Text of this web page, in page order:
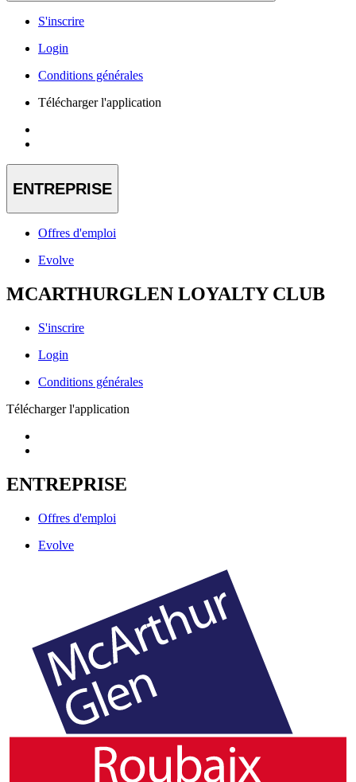
S'inscrire
Login
Conditions générales
Télécharger l'application
ENTREPRISE
Offres d'emploi
Evolve
MCARTHURGLEN LOYALTY CLUB
S'inscrire
Login
Conditions générales
Télécharger l'application
ENTREPRISE
Offres d'emploi
Evolve